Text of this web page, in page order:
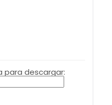
para descargar: